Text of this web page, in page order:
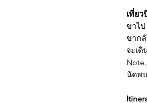
เที่ยว
ขาไป
ขากลั
จะเดิ
นัดพ